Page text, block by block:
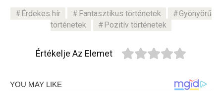
Érdekes hír Fantasztikus történetek
Gyönyörű
történetek
Pozitív történetek
Értékelje Az Elemet